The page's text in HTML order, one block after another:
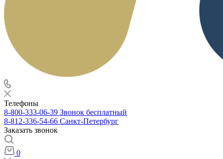
Телефоны
8-800-333-06-39 Звонок бесплатный
8-812-336-54-66 Санкт-Петербург
Заказать звонок
0